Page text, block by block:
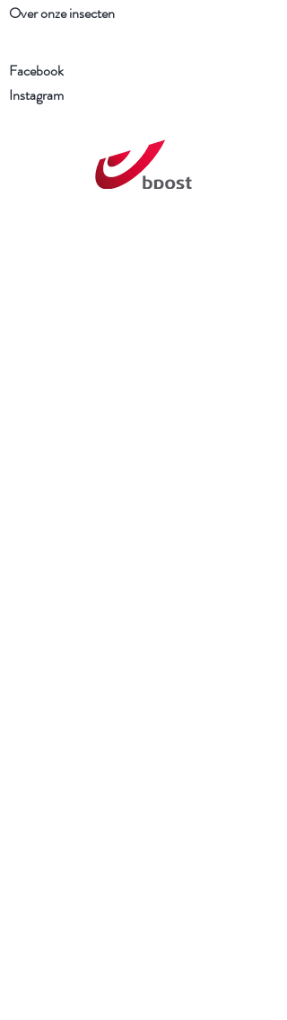
Over onze insecten
Facebook
Instagram